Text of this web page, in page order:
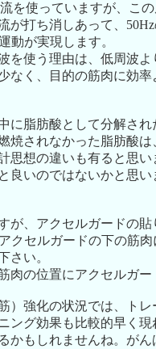
を使っていますが、こ
が打ち消しあって、
動が実現します。
を使う理由は、低周波
なく、目的の筋肉に効
に脂肪酸として分解さ
焼されなかった脂肪酸
思想の違いも有ると思
良いのではないかと思
が、アクセルガードの
クセルガードの下の筋
さい。
肉の位置にアクセルガ
）強化の状況では、ト
ング効果も比較的早く
かもしれませんね。が